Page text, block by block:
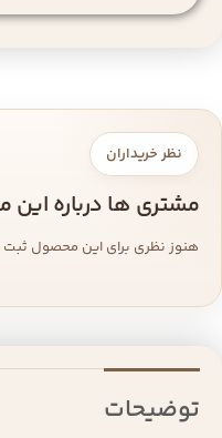
نظر خریداران
مشتری ها درباره
هنوز نظری برای این محصول
توضیحات